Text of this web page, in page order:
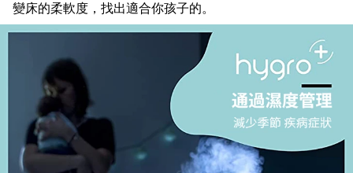
變床的柔軟度，找出適合你孩子的。